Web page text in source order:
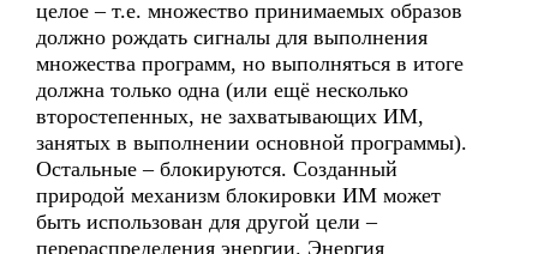
целое – т.е. множество принимаемых образов
должно рождать сигналы для выполнения
множества программ, но выполняться в итоге
должна только одна (или ещё несколько
второстепенных, не захватывающих ИМ,
занятых в выполнении основной программы).
Остальные – блокируются. Созданный
природой механизм блокировки ИМ может
быть использован для другой цели –
перераспределения энергии. Энергия